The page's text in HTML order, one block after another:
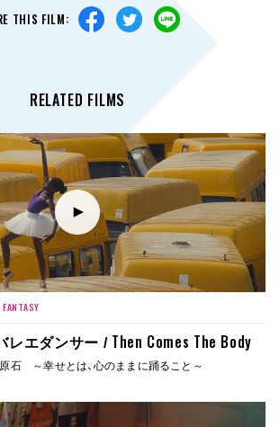
THIS FILM:
RELATED FILMS
レエダンサー / Then Comes The Body
石 ～幸せとは、心のままに踊ること～